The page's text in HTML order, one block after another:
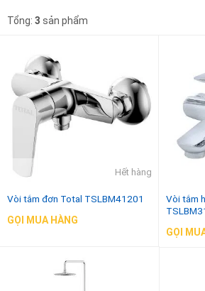
Mặc định
Giá cao đến thấp
Total
0₫-1.000.000₫
3.000.000
10.000.000₫-0
Tổng: 3 sản phẩm
Hết hàng
Vòi tắm đơn Total TSLBM41201
GỌI MUA HÀNG
Vòi tắm
GỌI